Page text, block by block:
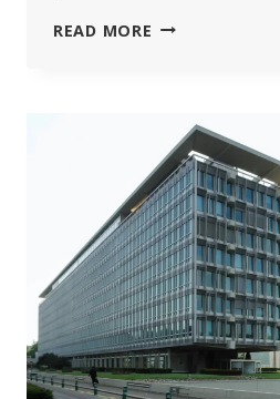
READ MORE „NU
CUVÂNT”:
FAUCI
APĂRĂ
POLITICILE
COVID
ÎNTR-
O
CONFRUNTARE
APRINSĂ
CU
LEGISLATORI